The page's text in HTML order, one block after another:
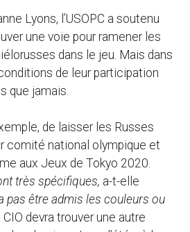
Lyons, l’USOPC a soutenu
une voie pour ramener les
dans le jeu. Mais dans
de leur participation
que jamais.
de laisser les Russes
comité national olympique et
aux Jeux de Tokyo 2020.
très spécifiques, a-t-elle
pas être admis les couleurs ou
CIO devra trouver une autre